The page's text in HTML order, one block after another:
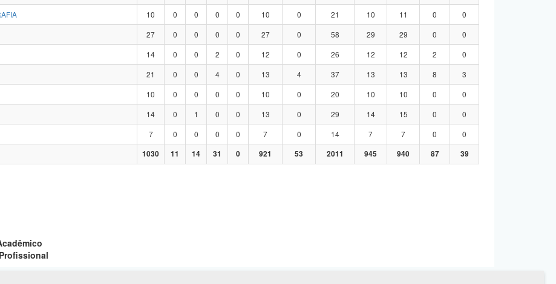
10 0 0 0 0 10 0 21 10 11 0
0
27 0 0 0 0 27 0 58 29 29 0
0
14 0 0 2 0 12 0 26 12 12 2
0
21 0 0 4 0 13 4 37 13 13 8
3
10 0 0 0 0 10 0 20 10 10 0
0
14 0 1 0 0 13 0 29 14 15 0
0
7 0 0 0 0 7 0 14 7 7 0
0
1030 11 14 31 0 921 53 2011 945 940 87 39